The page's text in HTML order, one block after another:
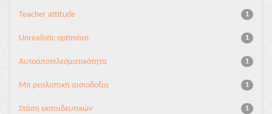
1
Teacher attitude
1
Unrealistic optimism
1
Αυτοαποτελεσματικότητα
1
Μη ρεαλιστική αισιοδοξία
1
Στάση εκπαιδευτικών